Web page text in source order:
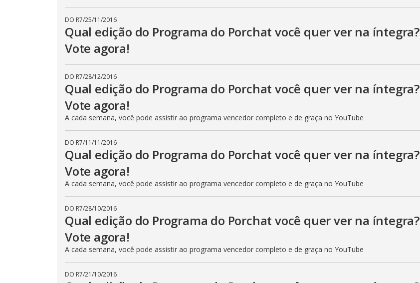
DO R7/25/11/2016
Qual edição do Programa do Porchat você quer ver na íntegra?
Vote agora!
DO R7/28/12/2016
Qual edição do Programa do Porchat você quer ver na íntegra?
Vote agora!
A cada semana, você pode assistir ao programa vencedor completo e de graça no YouTube
DO R7/11/11/2016
Qual edição do Programa do Porchat você quer ver na íntegra?
Vote agora!
A cada semana, você pode assistir ao programa vencedor completo e de graça no YouTube
DO R7/28/10/2016
Qual edição do Programa do Porchat você quer ver na íntegra?
Vote agora!
A cada semana, você pode assistir ao programa vencedor completo e de graça no YouTube
DO R7/21/10/2016